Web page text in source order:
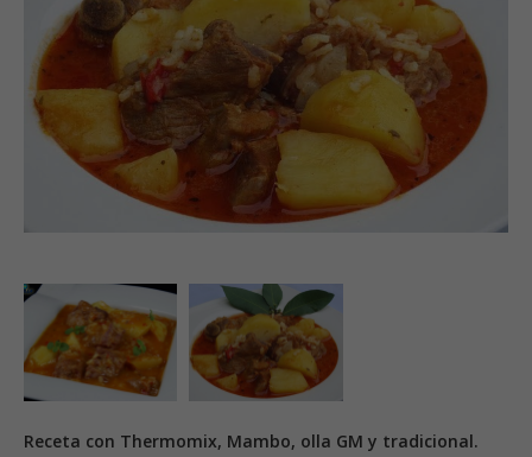
Receta con Thermomix, Mambo, olla GM y tradicional.